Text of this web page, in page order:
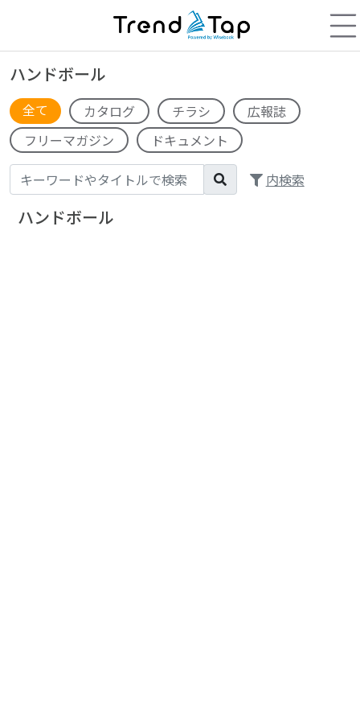
ハンドボール
全て カタログ チラシ
広報誌
フリーマガジン
ドキュメント
内検索
ハンドボール